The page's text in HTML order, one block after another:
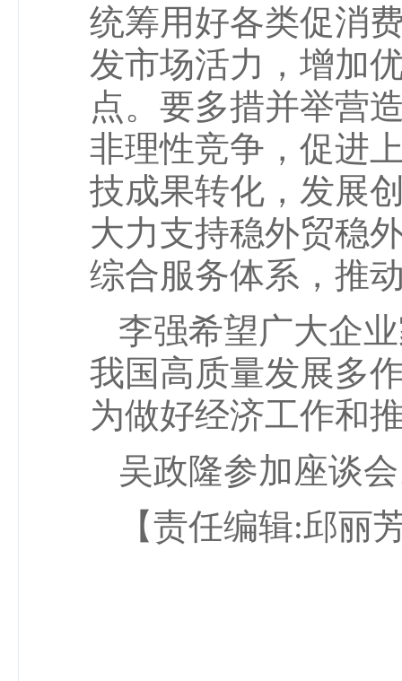
统筹用好各类促消
发市场活力，增加
点。要多措并举营
非理性竞争，促进
技成果转化，发展
大力支持稳外贸稳
综合服务体系，推
李强希望广大企
我国高质量发展多
为做好经济工作和
吴政隆参加座谈
【责任编辑:邱丽